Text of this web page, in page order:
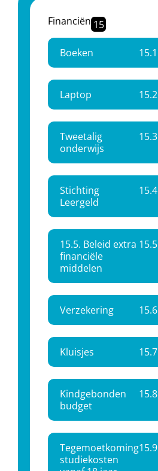
Financiën 15
Boeken 15.1
Laptop 15.2
Tweetalig
onderwijs
15.3
Stichting
Leergeld
15.4
15.5. Beleid extra
financiële
middelen
15.5
Verzekering 15.6
Kluisjes 15.7
Kindgebonden
budget
15.8
Tegemoetkoming
studiekosten
15.9